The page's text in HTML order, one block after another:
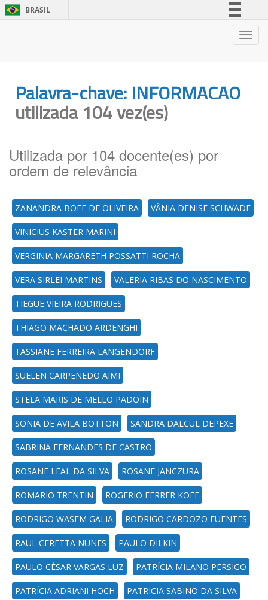
BRASIL
Legislação
Palavra-chave: INFORMACAO
utilizada 104 vez(es)
Utilizada por 104 docente(es) por
ordem de relevância
ZANANDRA BOFF DE OLIVEIRA VÂNIA DENISE SCHWADE
VINICIUS KASTER MARINI
VERGINIA MARGARETH POSSATTI ROCHA
VERA SIRLEI MARTINS VALERIA RIBAS DO NASCIMENTO
TIEGUE VIEIRA RODRIGUES
THIAGO MACHADO ARDENGHI
TASSIANE FERREIRA LANGENDORF
SUELEN CARPENEDO AIMI
STELA MARIS DE MELLO PADOIN
SONIA DE AVILA BOTTON SANDRA DALCUL DEPEXE
SABRINA FERNANDES DE CASTRO
ROSANE LEAL DA SILVA ROSANE JANCZURA
ROMARIO TRENTIN ROGERIO FERRER KOFF
RODRIGO WASEM GALIA RODRIGO CARDOZO FUENTES
RAUL CERETTA NUNES PAULO DILKIN
PAULO CÉSAR VARGAS LUZ PATRÍCIA MILANO PERSIGO
PATRÍCIA ADRIANI HOCH PATRICIA SABINO DA SILVA